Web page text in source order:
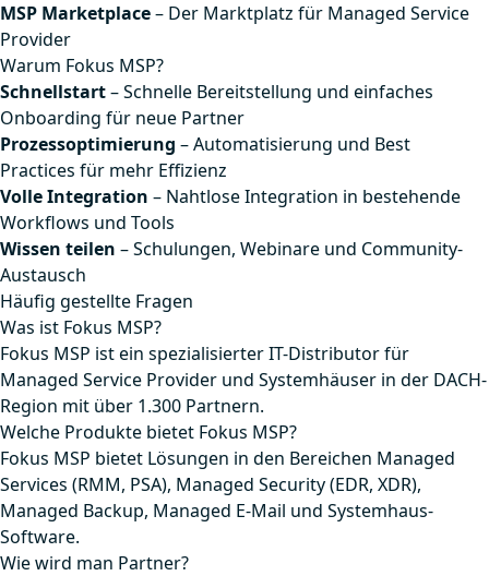
MSP Marketplace– Der Marktplatz für Managed Service
Provider
Warum Fokus MSP?
Schnellstart– Schnelle Bereitstellung und einfaches
Onboarding für neue Partner
Prozessoptimierung – Automatisierung und Best
Practices für mehr Effizienz
Volle Integration – Nahtlose Integration in bestehende
Workflows und Tools
Wissen teilen – Schulungen, Webinare und Community-
Austausch
Häufig gestellte Fragen
Was ist Fokus MSP?
Fokus MSP ist ein spezialisierter IT-Distributor für
Managed Service Provider und Systemhäuser in der DACH-
Region mit über 1.300 Partnern.
Welche Produkte bietet Fokus MSP?
Fokus MSP bietet Lösungen in den Bereichen Managed
Services (RMM, PSA), Managed Security (EDR, XDR),
Managed Backup, Managed E-Mail und Systemhaus-
Software.
Wie wird man Partner?